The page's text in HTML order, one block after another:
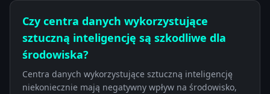
Czy centra danych wykorzystujące
sztuczną inteligencję są szkodliwe dla
środowiska?
Centra danych wykorzystujące sztuczną inteligencję
niekoniecznie mają negatywny wpływ na środowisko,